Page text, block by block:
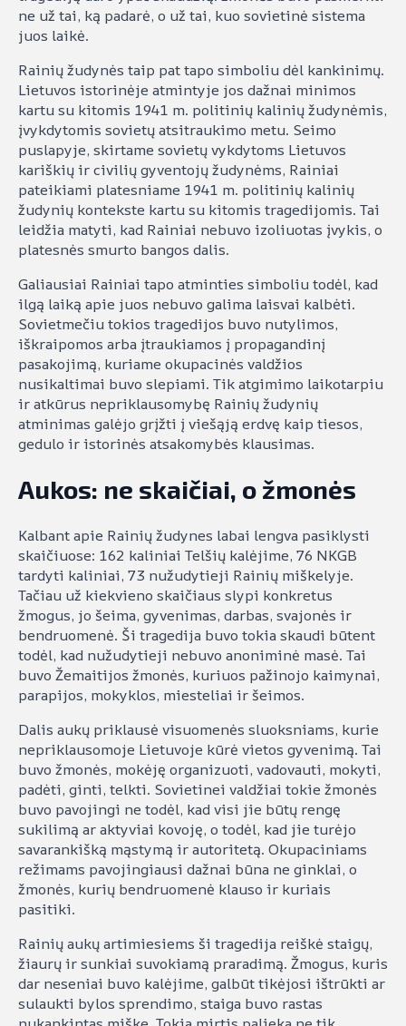
ne už tai, ką padarė, o už tai, kuo sovietinė sistema
juos laikė.
Rainių žudynės taip pat tapo simboliu dėl kankinimų.
Lietuvos istorinėje atmintyje jos dažnai minimos
kartu su kitomis 1941 m. politinių kalinių žudynėmis,
įvykdytomis sovietų atsitraukimo metu. Seimo
puslapyje, skirtame sovietų vykdytoms Lietuvos
kariškių ir civilių gyventojų žudynėms, Rainiai
pateikiami platesniame 1941 m. politinių kalinių
žudynių kontekste kartu su kitomis tragedijomis. Tai
leidžia matyti, kad Rainiai nebuvo izoliuotas įvykis, o
platesnės smurto bangos dalis.
Galiausiai Rainiai tapo atminties simboliu todėl, kad
ilgą laiką apie juos nebuvo galima laisvai kalbėti.
Sovietmečiu tokios tragedijos buvo nutylimos,
iškraipomos arba įtraukiamos į propagandinį
pasakojimą, kuriame okupacinės valdžios
nusikaltimai buvo slepiami. Tik atgimimo laikotarpiu
ir atkūrus nepriklausomybę Rainių žudynių
atminimas galėjo grįžti į viešąją erdvę kaip tiesos,
gedulo ir istorinės atsakomybės klausimas.
Aukos: ne skaičiai, o žmonės
Kalbant apie Rainių žudynes labai lengva pasiklysti
skaičiuose: 162 kaliniai Telšių kalėjime, 76 NKGB
tardyti kaliniai, 73 nužudytieji Rainių miškelyje.
Tačiau už kiekvieno skaičiaus slypi konkretus
žmogus, jo šeima, gyvenimas, darbas, svajonės ir
bendruomenė. Ši tragedija buvo tokia skaudi būtent
todėl, kad nužudytieji nebuvo anoniminė masė. Tai
buvo Žemaitijos žmonės, kuriuos pažinojo kaimynai,
parapijos, mokyklos, miesteliai ir šeimos.
Dalis aukų priklausė visuomenės sluoksniams, kurie
nepriklausomoje Lietuvoje kūrė vietos gyvenimą. Tai
buvo žmonės, mokėję organizuoti, vadovauti, mokyti,
padėti, ginti, telkti. Sovietinei valdžiai tokie žmonės
buvo pavojingi ne todėl, kad visi jie būtų rengę
sukilimą ar aktyviai kovoję, o todėl, kad jie turėjo
savarankišką mąstymą ir autoritetą. Okupaciniams
režimams pavojingiausi dažnai būna ne ginklai, o
žmonės, kurių bendruomenė klauso ir kuriais
pasitiki.
Rainių aukų artimiesiems ši tragedija reiškė staigų,
žiaurų ir sunkiai suvokiamą praradimą. Žmogus, kuris
dar neseniai buvo kalėjime, galbūt tikėjosi ištrūkti ar
sulaukti bylos sprendimo, staiga buvo rastas